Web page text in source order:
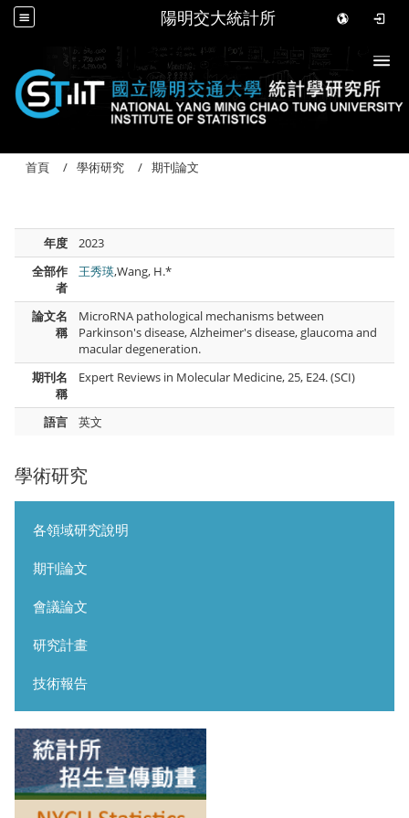
陽明交大統計所
學術研究
各領域研究說明
期刊論文
會議論文
研究計畫
技術報告
首頁 學術研究 期刊論文
年度
2023
全部作
者
王秀瑛,Wang, H.*
論文名
稱
MicroRNA pathological mechanisms between
Parkinson's disease, Alzheimer's disease, glaucoma and
macular degeneration.
期刊名
稱
Expert Reviews in Molecular Medicine, 25, E24. (SCI)
語言 英文